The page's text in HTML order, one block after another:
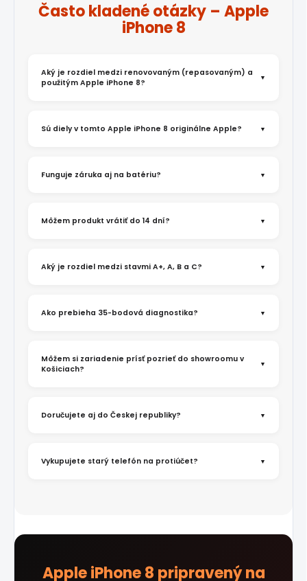
Často kladené otázky – Apple
iPhone 8
Aký je rozdiel medzi renovovaným (repasovaným) a
použitým Apple iPhone 8?
Sú diely v tomto Apple iPhone 8 originálne Apple?
Funguje záruka aj na batériu?
Môžem produkt vrátiť do 14 dní?
Aký je rozdiel medzi stavmi A+, A, B a C?
Ako prebieha 35-bodová diagnostika?
Môžem si zariadenie prísť pozrieť do showroomu v
Košiciach?
Doručujete aj do Českej republiky?
Vykupujete starý telefón na protiúčet?
Apple iPhone 8 pripravený na